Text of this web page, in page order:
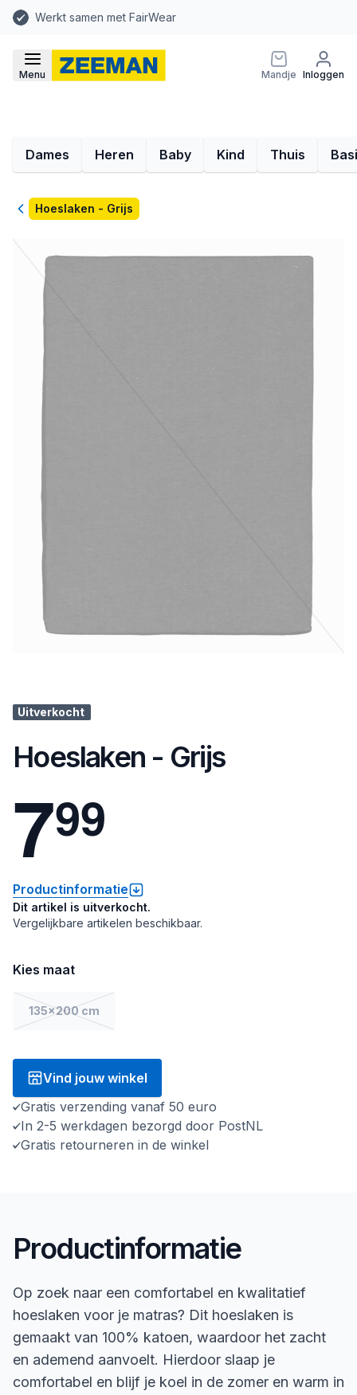
Werkt samen met FairWear
Menu Mandje Inloggen
Dames Heren Baby Kind Thuis
TerugHoeslaken - Grijs
Uitverkocht
Hoeslaken - Grijs
799
Productinformatie
Dit artikel is uitverkocht.
Vergelijkbare artikelen beschikbaar.
Kies maat
135x200 cm
Vind jouw winkel
Gratis verzending vanaf 50 euro
In 2-5 werkdagen bezorgd door PostNL
Gratis retourneren in de winkel
Productinformatie
Op zoek naar een comfortabel en kwalitatief
hoeslaken voor je matras? Dit hoeslaken is
gemaakt van 100% katoen, waardoor het zacht
en ademend aanvoelt. Hierdoor slaap je
comfortabel en blijf je koel in de zomer en warm in